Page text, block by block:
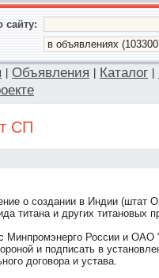
сайту:
Объявления Каталог
СП
о создании в Индии (штат
титана и других титановых
Минпромэнерго России и ОАО
и подписать в
договора и устава.